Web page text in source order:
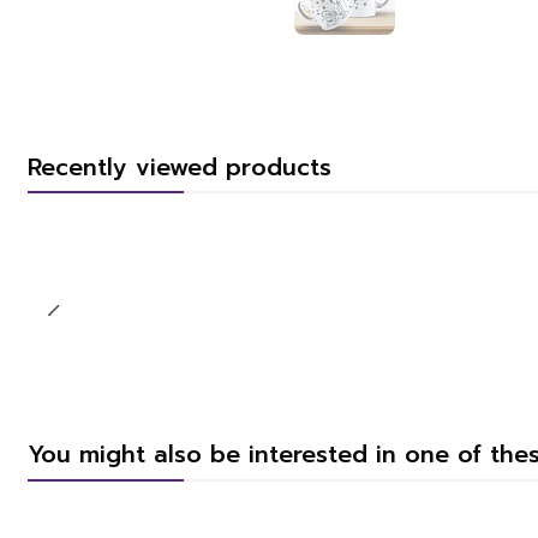
Recently viewed products
You might also be interested in one of